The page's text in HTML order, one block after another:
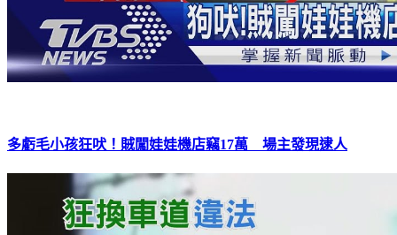
多虧毛小孩狂吠！賊闖娃娃機店竊17萬 場主發現逮人